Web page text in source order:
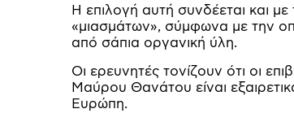
Η επιλογή αυτή συνδέεται και
«μιασμάτων», σύμφωνα με την
από σάπια οργανική ύλη.
Οι ερευνητές τονίζουν ότι οι
Μαύρου Θανάτου είναι
Ευρώπη.